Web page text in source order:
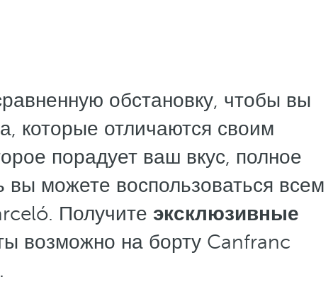
обстановку, чтобы вы
которые отличаются своим
порадует ваш вкус, полное
можете воспользоваться всем
Получите эксклюзивные
возможно на борту Canfranc